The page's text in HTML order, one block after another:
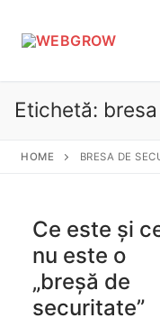
Etichetă:
HOME BRESA DE
Ce este și
nu este o
„breșă de
securitate”